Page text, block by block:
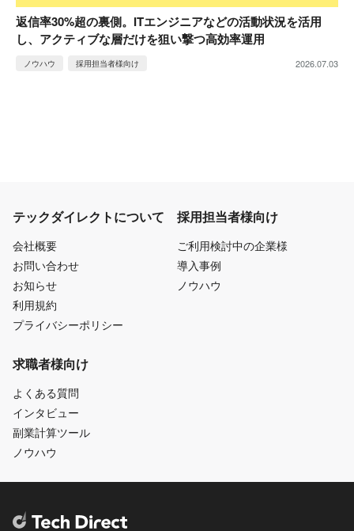
返信率30%超の裏側。ITエンジニアなどの活動状況を活用
し、アクティブな層だけを狙い撃つ高効率運用
ノウハウ 採用担当者様向け 2026.07.03
テックダイレクトについて
会社概要
お問い合わせ
お知らせ
利用規約
プライバシーポリシー
採用担当者様向け
ご利用検討中の企業様
導入事例
ノウハウ
求職者様向け
よくある質問
インタビュー
副業計算ツール
ノウハウ